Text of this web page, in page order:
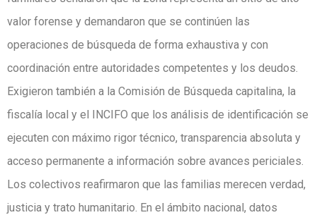
valor forense y demandaron que se continúen las
operaciones de búsqueda de forma exhaustiva y con
coordinación entre autoridades competentes y los deudos.
Exigieron también a la Comisión de Búsqueda capitalina, la
fiscalía local y el INCIFO que los análisis de identificación se
ejecuten con máximo rigor técnico, transparencia absoluta y
acceso permanente a información sobre avances periciales.
Los colectivos reafirmaron que las familias merecen verdad,
justicia y trato humanitario. En el ámbito nacional, datos